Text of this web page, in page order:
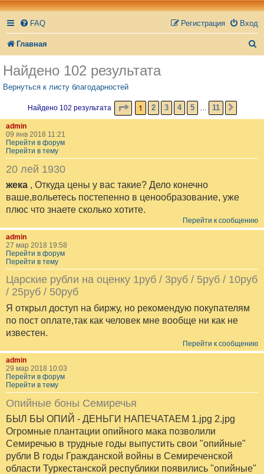
FAQ Вход
Регистрация
Главная
Найдено 102 результата
Вернуться к листу благодарностей
Найдено 102 результата СТРАНИЦА ИЗ11
1 2 3 4 5 … 11
admin
09 янв 2018 11:21
Перейти в форум
Перейти в тему
20 лей 1930
жека , Откуда цены у вас такие? Дело конечно
ваше,вольетесь постепенно в ценообразование, уже
плюс что знаете сколько хотите.
Перейти к сообщению
admin
27 мар 2018 19:58
Перейти в форум
Перейти в тему
Царские рубли на оценку 1руб / 3руб / 5руб / 10руб
/ 25руб / 50руб
Я открыл доступ на биржу, но рекомендую покупателям
по пост оплате,так как человек мне вообще ни как не
известен.
Перейти к сообщению
admin
29 мар 2018 10:03
Перейти в форум
Перейти в тему
Опийные боны Семиречья
БЫЛ БЫ ОПИЙ - ДЕНЬГИ НАПЕЧАТАЕМ 1.jpg 2.jpg
Огромные плантации опийного мака позволили
Семиречью в трудные годы выпустить свои "опийные"
рубли В годы Гражданской войны в Семиреченской
области Туркестанской республики появились "опийные"